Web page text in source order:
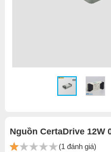
Nguồn CertaDrive 12W
(1 đánh giá)